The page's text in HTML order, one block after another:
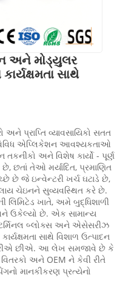
અને મોડ્યુલર
સાથે
પ્રાપ્તિ વ્યાવસાયિકો સતત
એપ્લિકેશન આવશ્યકતાઓ
તકનીકો અને વિશેષ કાર્યો - પૂર્ણ
છે, છતાં તેઓ મર્યાદિત, પ્રમાણિત
છે જે ઇન્વેન્ટરી ખર્ચ ઘટાડે છે,
ચેઇનને સુવ્યવસ્થિત કરે છે.
ખાતે, અમે બુદ્ધિશાળી
ઉકેલ્યો છે. એક સામાન્ય
બ્લોક્સ અને એસેસરીઝ
સાથે વિશાળ ઉત્પાદન
કરીએ છીએ. આ લેખ સમજાવે છે કે
અને OEM ને કેવી રીતે
માનકીકરણ પ્રત્યેનો